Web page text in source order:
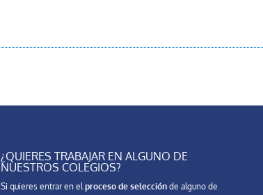
¿QUIERES TRABAJAR EN ALGUNO DE
NUESTROS COLEGIOS?
Si quieres entrar en el proceso de selecciónde alguno de